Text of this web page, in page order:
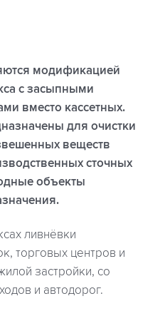
модификацией
с засыпными
вместо кассетных.
для очистки
веществ
сточных
объекты
ливнёвки
торговых центров и
застройки, со
и автодорог.